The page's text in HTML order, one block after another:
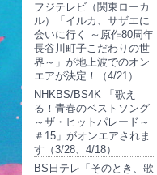
フジテレビ（関東ローカ
ル）「イルカ、サザエに
会いに行く ～原作80周年
長谷川町子こだわりの世
界～」が地上波でのオン
エアが決定！（4/21）
NHKBS/BS4K 「歌え
る！青春のベストソング
～ザ・ヒットパレード～
＃15」がオンエアされま
す（3/28、4/18）
BS日テレ「そのとき、歌